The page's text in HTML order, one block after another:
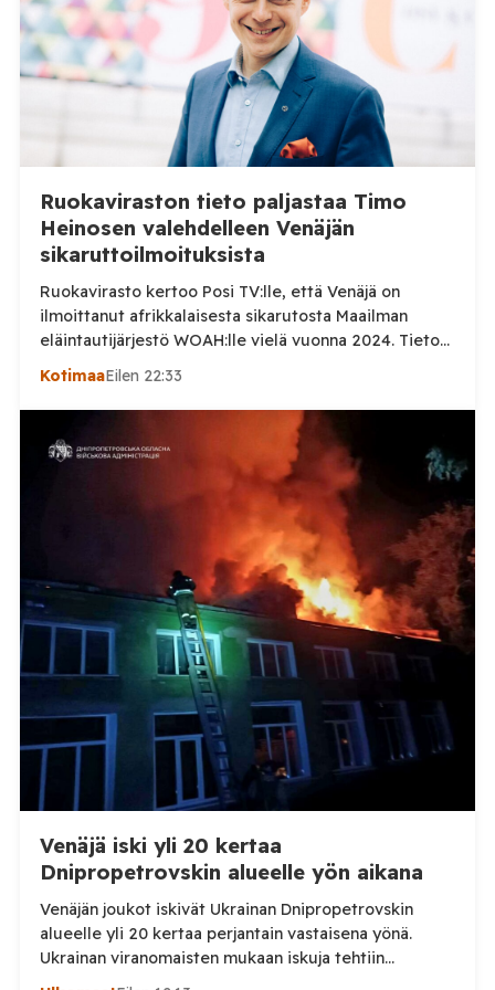
Ruokaviraston tieto paljastaa Timo
Heinosen valehdelleen Venäjän
sikaruttoilmoituksista
Ruokavirasto kertoo Posi TV:lle, että Venäjä on
ilmoittanut afrikkalaisesta sikarutosta Maailman
eläintautijärjestö WOAH:lle vielä vuonna 2024. Tieto
haastaa kokoomuksen kansanedustaja Timo Heinosen
sikaruttoilmoituksista. Suomi on puolestaan
ilmoittanut tuoreesta Virolahden tapauksesta sekä
WOAH:n kautta että suoraan Venäjän
eläinlääkintäviranomaisille. Ruokavirasto kertoi Posi
TV:lle tarkempia tietoja Suomen ensimmäisestä
afrikkalaisen sikaruton tapauksesta sekä
eläintautitietojen vaihdosta […]
KotimaaEilen 22:33
Venäjä iski yli 20 kertaa
Dnipropetrovskin alueelle yön aikana
Venäjän joukot iskivät Ukrainan Dnipropetrovskin
alueelle yli 20 kertaa perjantain vastaisena yönä.
Ukrainan viranomaisten mukaan iskuja tehtiin
drooneilla ja tykistöllä viidelle eri alueelle.